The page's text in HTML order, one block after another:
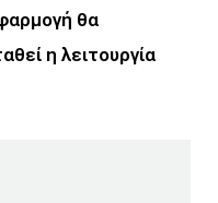
θα
η λειτουργία